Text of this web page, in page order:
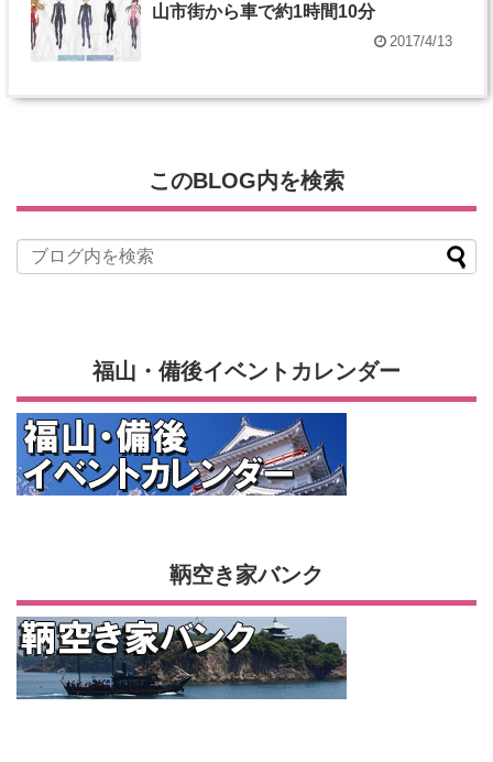
山市街から車で約1時間10分
2017/4/13
このBLOG内を検索
福山・備後イベントカレンダー
鞆空き家バンク